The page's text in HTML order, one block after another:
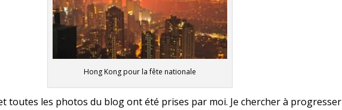
Hong Kong pour la fête nationale
toutes les photos du blog ont été prises par moi. Je chercher à progresser